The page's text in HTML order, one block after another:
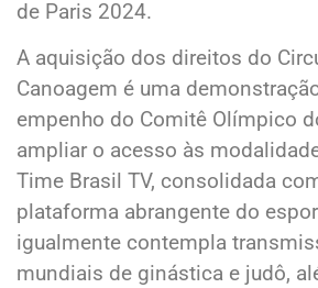
de Paris 2024.
A aquisição dos direitos do
Canoagem é uma
empenho do Comitê Olímpico
ampliar o acesso às
Time Brasil TV, consolidada
plataforma abrangente do
igualmente contempla
mundiais de ginástica e judô,